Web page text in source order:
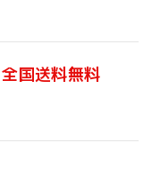
全国送料無料